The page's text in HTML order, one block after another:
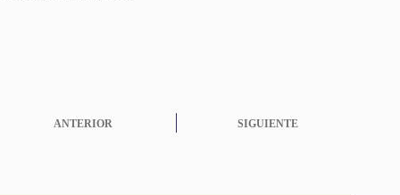
ANTERIOR SIGUIENTE